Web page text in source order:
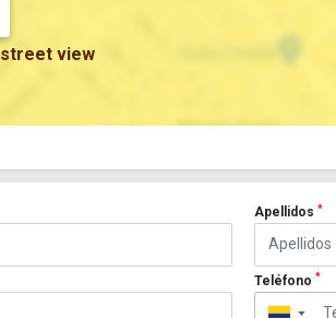
street view
Apellidos *
Teléfono *
▼